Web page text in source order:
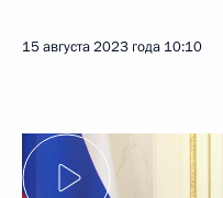
15 августа 2023 года 10:10